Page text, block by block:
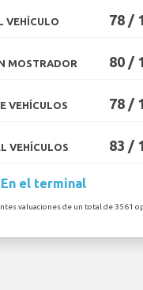
VEHÍCULO 78 /
MOSTRADOR 80 /
VEHÍCULOS 78 /
VEHÍCULOS 83 /
En el terminal
valuaciones de un total de 3561